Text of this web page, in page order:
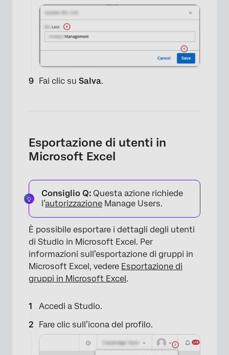
×
×
Fai clic su Salva.
Esportazione di utenti in
Microsoft Excel
Consiglio Q: Questa azione richiede
l’autorizzazione Manage Users.
È possibile esportare i dettagli degli utenti
di Studio in Microsoft Excel. Per
informazioni sull’esportazione di gruppi in
Microsoft Excel, vedere Esportazione di
gruppi in Microsoft Excel.
Accedi a Studio.
Fare clic sull’icona del profilo.